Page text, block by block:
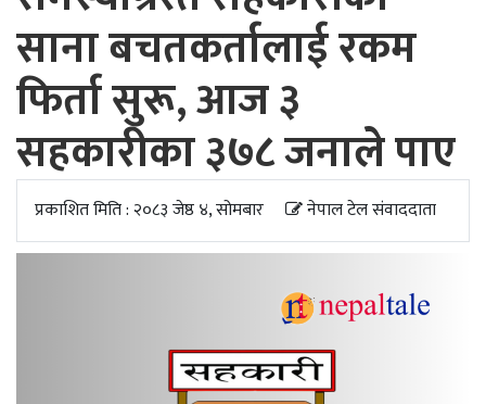
अन्तर्राष्ट्रिय
युके
अपडेट
खेलकुद
स्वास्थ्य/
जिबनशैली
साना बचतकर्तालाई रकम
फिर्ता सुरू, आज ३
सहकारीका ३७८ जनाले पाए
प्रकाशित मिति : २०८३ जेष्ठ ४, सोमबार नेपाल टेल संवाददाता